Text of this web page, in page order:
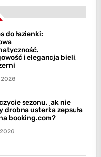
do łazienki:
i elegancja bieli,
2026
sezonu. jak nie
drobna usterka zepsuła
booking.com?